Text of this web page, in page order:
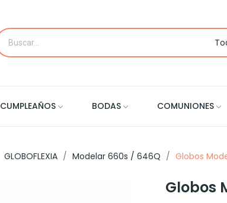
CUMPLEAÑOS BODAS COMUNIONES
GLOBOFLEXIA Modelar 660s / 646Q Globos
Globos